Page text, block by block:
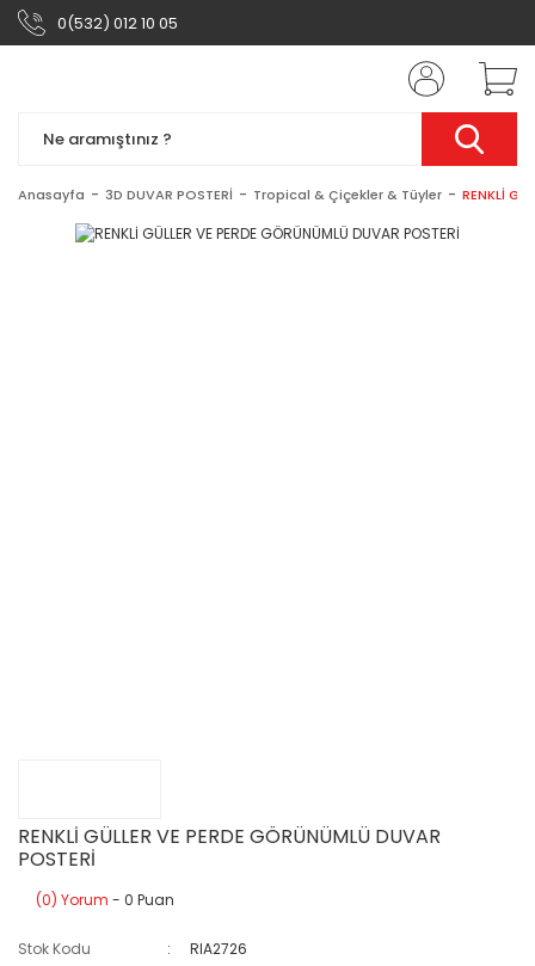
0(532) 012 10 05
Anasayfa 3D DUVAR POSTERİ Tropical & Çiçekler & Tüyler RENKLİ
RENKLİ GÜLLER VE PERDE GÖRÜNÜMLÜ DUVAR
POSTERİ
(0) Yorum - 0 Puan
Stok Kodu
RIA2726